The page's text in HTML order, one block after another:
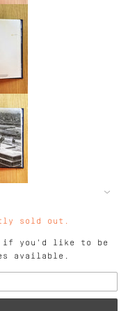
sold out.
if you'd like to be
available.